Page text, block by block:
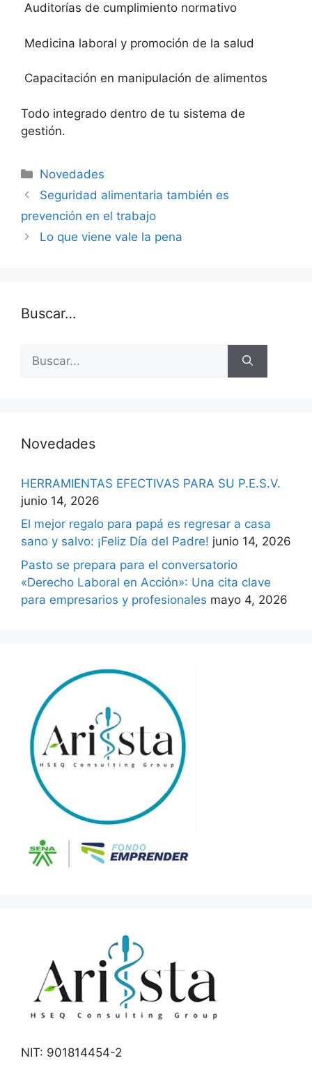
Auditorías de cumplimiento normativo
Medicina laboral y promoción de la salud
Capacitación en manipulación de alimentos
Todo integrado dentro de tu sistema de
gestión.
Categorías
Novedades
Seguridad alimentaria también es
prevención en el trabajo
Lo que viene vale la pena
Buscar…
Novedades
HERRAMIENTAS EFECTIVAS PARA SU P.E.S.V.
junio 14, 2026
El mejor regalo para papá es regresar a casa
sano y salvo: ¡Feliz Día del Padre! junio 14, 2026
Pasto se prepara para el conversatorio
«Derecho Laboral en Acción»: Una cita clave
para empresarios y profesionales mayo 4, 2026
NIT: 901814454-2